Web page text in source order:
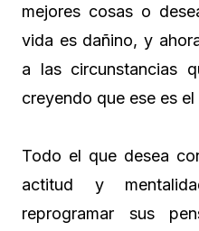
mejores cosas o
vida es dañino, y
a las circunstancias
creyendo que ese es
Todo el que desea
actitud y
reprogramar sus